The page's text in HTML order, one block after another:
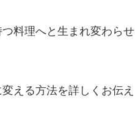
料理へと生まれ変わらせ
える方法を詳しくお伝え